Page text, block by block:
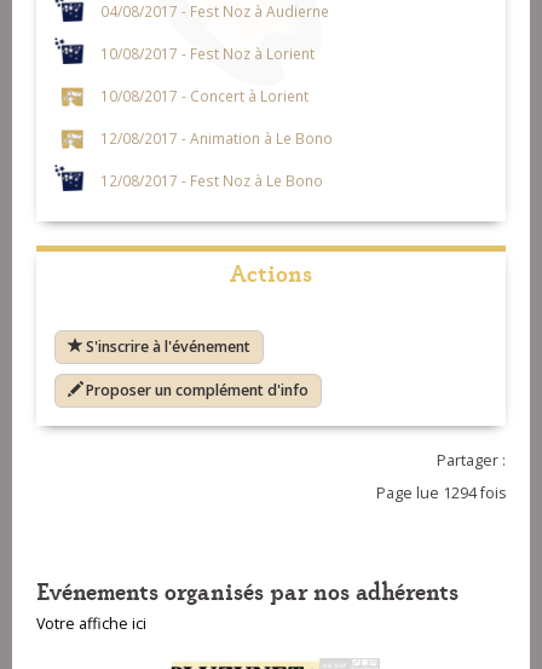
04/08/2017 - Fest Noz à Audierne
10/08/2017 - Fest Noz à Lorient
10/08/2017 - Concert à Lorient
12/08/2017 - Animation à Le Bono
12/08/2017 - Fest Noz à Le Bono
Actions
S'inscrire à l'événement
Proposer un complément d'info
Partager :
Page lue 1294 fois
Evénements organisés par nos adhérents
Votre affiche ici